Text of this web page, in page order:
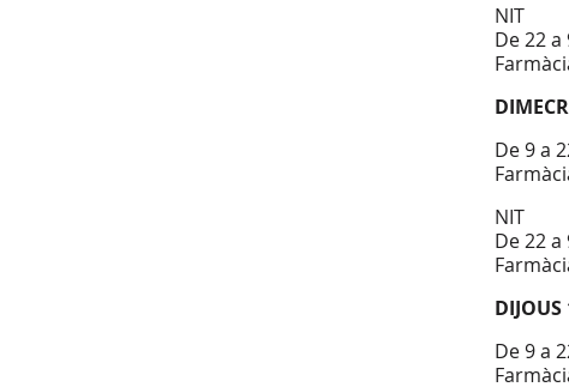
NIT
De 22 a
De 9 a
NIT
De 22 a
DIJOUS
De 9 a